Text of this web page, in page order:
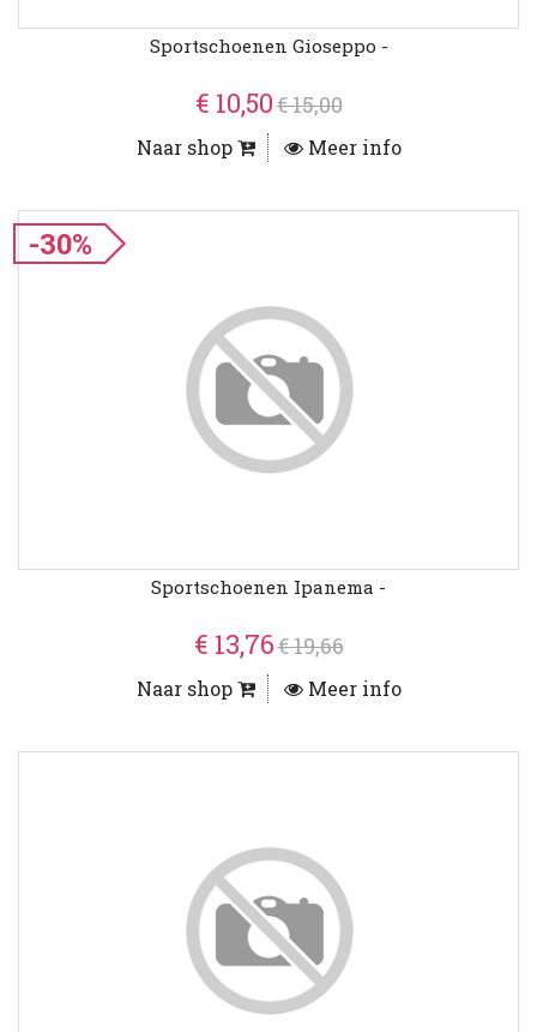
Sportschoenen Gioseppo -
€ 10,50€ 15,00
Naar shop Meer info
-30%
Sportschoenen Ipanema -
€ 13,76€ 19,66
Naar shop Meer info